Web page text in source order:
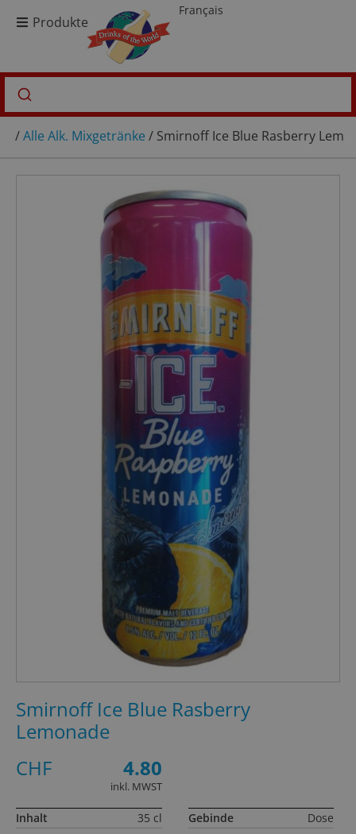
Produkte
Français
/Alle Alk. Mixgetränke / Smirnoff Ice Blue Rasberry
Smirnoff Ice Blue Rasberry
Lemonade
CHF
4.80
inkl. MWST
Inhalt 35 cl Gebinde Dose